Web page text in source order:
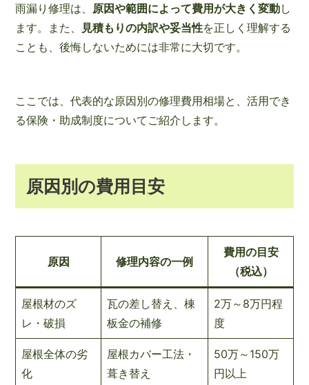
雨漏り修理は、 原因や範囲によって費用が大きく変動し
ます。また、
見積もりの内訳や妥当性を正しく理解する
ことも、後悔しないためには非常に大切です。
ここでは、代表的な原因別の修理費用相場と、活用でき
る保険・助成制度についてご紹介します。
原因別の費用目安
原因 修理内容の一例
費用の目安
（税込）
屋根材のズ
レ・破損
瓦の差し替え、棟
板金の補修
2万～8万円程
度
屋根全体の劣
化
屋根カバー工法・
葺き替え
50万～150万
円以上